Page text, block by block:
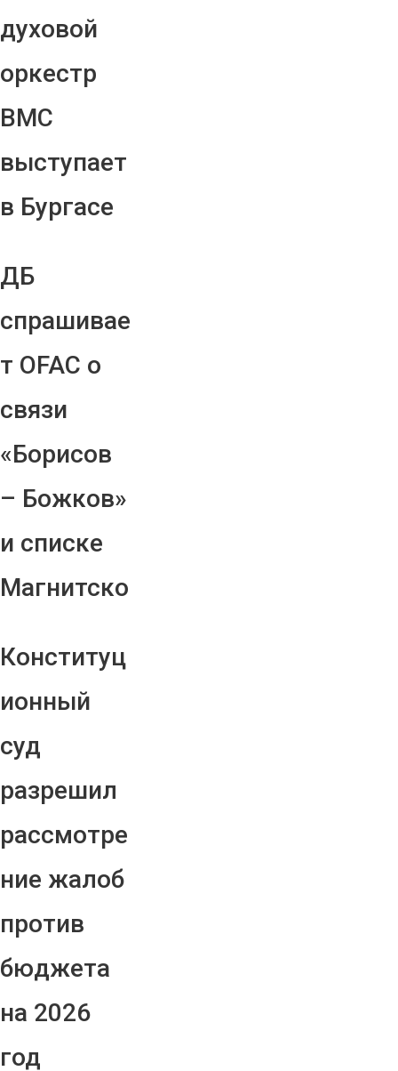
духовой
оркестр
ВМС
выступает
в Бургасе
ДБ
спрашивае
т OFAC о
связи
«Борисов
– Божков»
и списке
Магнитско
Конституц
ионный
суд
разрешил
рассмотре
ние жалоб
против
бюджета
на 2026
год